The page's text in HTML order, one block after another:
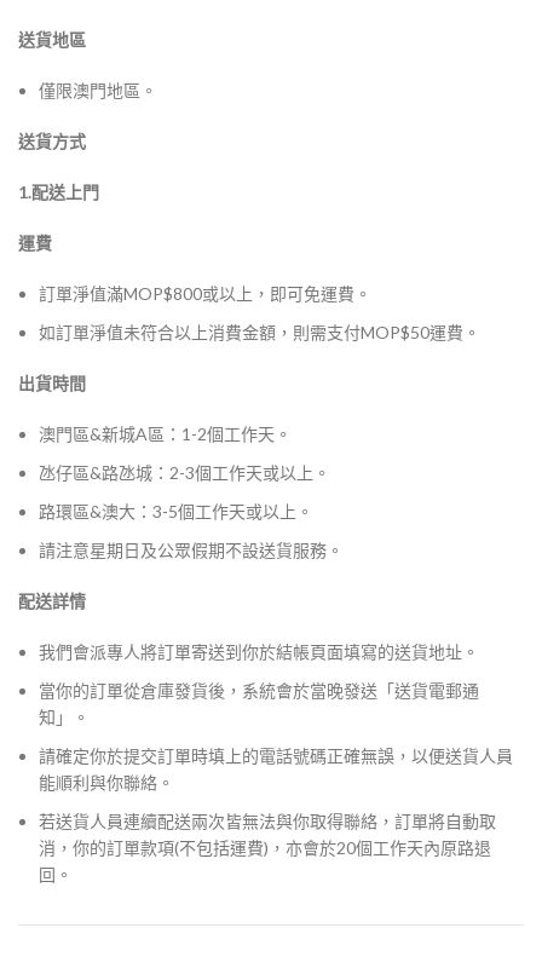
送貨地區
僅限澳門地區。
送貨方式
1.配送上門
運費
訂單淨值滿MOP$800或以上，即可免運費。
如訂單淨值未符合以上消費金額，則需支付MOP$50運費。
出貨時間
澳門區&新城A區：1-2個工作天。
氹仔區&路氹城：2-3個工作天或以上。
路環區&澳大：3-5個工作天或以上。
請注意星期日及公眾假期不設送貨服務。
配送詳情
我們會派專人將訂單寄送到你於結帳頁面填寫的送貨地址。
當你的訂單從倉庫發貨後，系統會於當晚發送「送貨電郵通
知」。
請確定你於提交訂單時填上的電話號碼正確無誤，以便送貨人員
能順利與你聯絡。
若送貨人員連續配送兩次皆無法與你取得聯絡，訂單將自動取
消，你的訂單款項(不包括運費)，亦會於20個工作天內原路退
回。